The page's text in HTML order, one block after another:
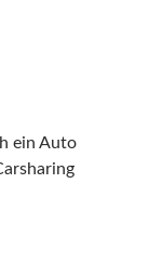
ein Auto